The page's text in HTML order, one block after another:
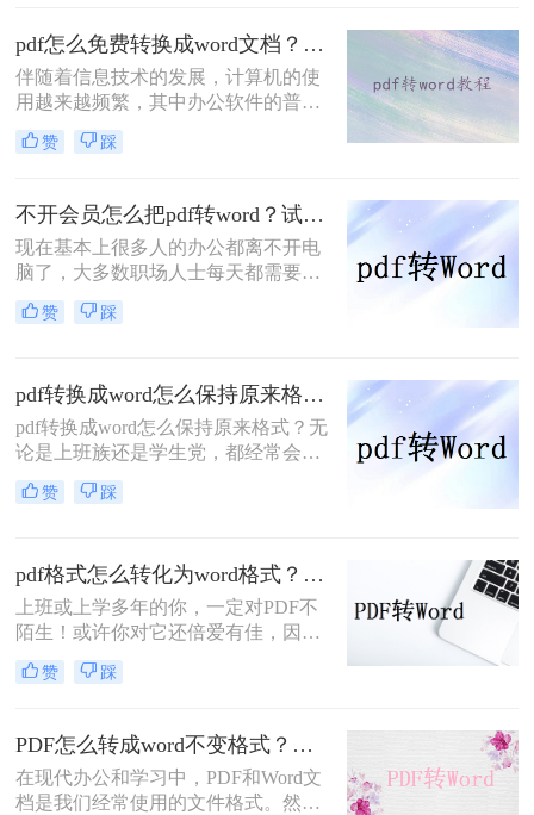
怎么转换。那么今天就来给大家分享
一下pdf转word的方法。
pdf怎么免费转换成word文档？亲测好用的方法分享！
伴随着信息技术的发展，计算机的使
用越来越频繁，其中办公软件的普及
也使大家的工作效率越来越高，对于
很多人来说，电脑已经成为生活的一
练，相应的操作要求也越来越高，其
中还有 PDF文件格式转换，想要将
pdf转换成word文档，这个问题把握好
了，可以让工作更快捷，对于这种pdf
转word之后怎么编辑，下面一看看pdf
怎么免费转换成word文档吧。
赞 踩
不开会员怎么把pdf转word？试试这二个方法！
现在基本上很多人的办公都离不开电
脑了，大多数职场人士每天都需要处
理各种各样的办公文件，而文件的格
式转换也是经常遇到的，如果你还不
家一起聊一聊不开会员怎么把pdf转
word？下面一起看看吧。
赞 踩
pdf转换成word怎么保持原来格式？四个方法教你正确打开！
pdf转换成word怎么保持原来格式？无
论是上班族还是学生党，都经常会碰
到需要给文件转格式的问题，PDF文
件一般不好直接编辑，需要转成word
所以这里给大家推荐几个好用的PDF
转换方法。
赞 踩
pdf格式怎么转化为word格式？三种操作方法分享给你！
上班或上学多年的你，一定对PDF不
陌生！或许你对它还倍爱有佳，因为
不管在哪它都能保留住你设置好的文
档格式！不过，有时候你对它可能也
经常遇到重重阻碍...但，若是PDF能
随时转成Word文档，这种障碍也就不
存在啦，它依旧是你的宠儿~
赞 踩
PDF怎么转成word不变格式？手把手教你转换！
在现代办公和学习中，PDF和Word文
档是我们经常使用的文件格式。然